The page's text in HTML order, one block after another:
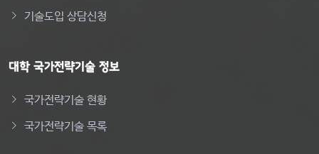
기술도입 상담신청
대학 국가전략기술 정보
국가전략기술 현황
국가전략기술 목록